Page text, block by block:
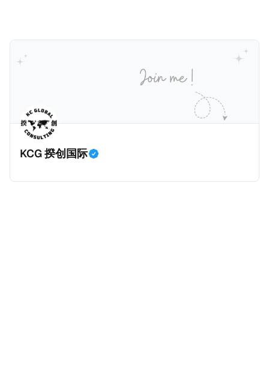
吸引力吗？我们来看看：
的财务能力和专业知识； * 申请人必须在印度就业务注
册公司，并提供公司注册证书和注册企业的介绍/支持信
并提供有关投资将如何为印度经济做出贡献的详细计
申请。申请人在印度居住共12年后有资格申请印度公民
身份，包括在申请前连续居住11年，短暂缺席的少数例
外。由于印度不允许双重国籍，申请人必须放弃其原始
增加300美元（折合约人民币2千）。 申请人提交材料
包括：申请表、护照、无犯罪证明，以及最后一次进入
危地马拉的证明，且材料必须公证并翻译成西班牙语。
在危地马拉居住至少五年、具备流利西班牙语、对当地
历史文化有认识，就可以入籍成为危地马拉公民。 那
么，危地马拉的税务政策有吸引力吗？我们来看看：
KCG 揆创国际